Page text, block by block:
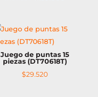
era:
$167.597.
es:
Juego de puntas 15
piezas (DT70618T)
$29.520